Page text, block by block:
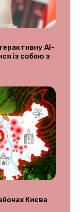
AI-
із собою з
Києва